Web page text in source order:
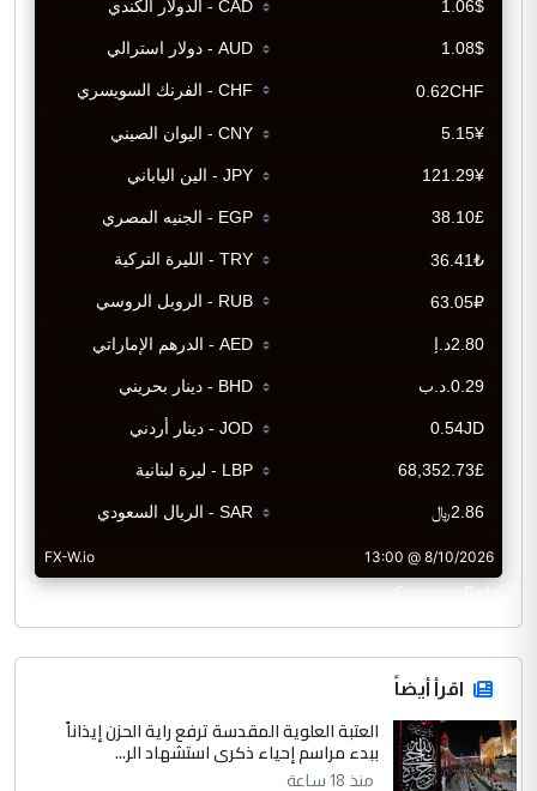
CurrencyRate
اقرأ أيضاً
العتبة العلوية المقدسة ترفع راية الحزن إيذاناً
ببدء مراسم إحياء ذكرى استشهاد الر...
منذ 18 ساعة